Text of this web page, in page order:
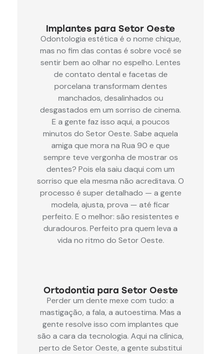
Implantes para Setor Oeste
Odontologia estética é o nome chique,
mas no fim das contas é sobre você se
sentir bem ao olhar no espelho. Lentes
de contato dental e facetas de
porcelana transformam dentes
manchados, desalinhados ou
desgastados em um sorriso de cinema.
E a gente faz isso aqui, a poucos
minutos do Setor Oeste. Sabe aquela
amiga que mora na Rua 90 e que
sempre teve vergonha de mostrar os
dentes? Pois ela saiu daqui com um
sorriso que ela mesma não acreditava. O
processo é super detalhado — a gente
modela, ajusta, prova — até ficar
perfeito. E o melhor: são resistentes e
duradouros. Perfeito pra quem leva a
vida no ritmo do Setor Oeste.
Ortodontia para Setor Oeste
Perder um dente mexe com tudo: a
mastigação, a fala, a autoestima. Mas a
gente resolve isso com implantes que
são a cara da tecnologia. Aqui na clínica,
perto de Setor Oeste, a gente substitui